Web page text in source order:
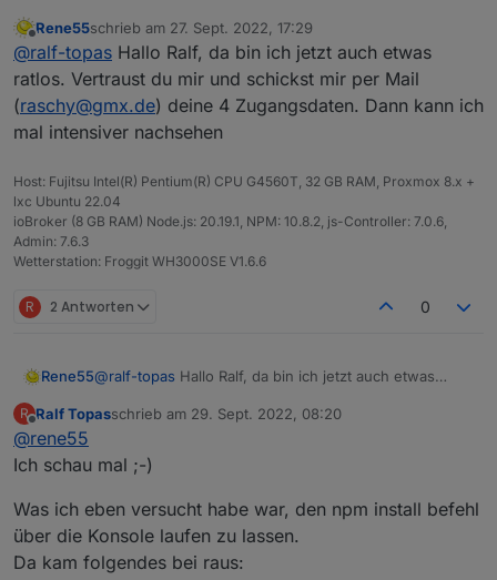
Zu deinen fragen:
1.) Nein. Die anderen Ordner sind noch nie im
Objektebaum vorhanden gewesen
2.) Daten werden erfolgreich abgefragt. Sprich Watt
Anzeige aktualisiert sich (identisch zur App auf dem
Handy)
4.) Neuinstallation hat leider nicht geholfen...
Irgendwelche anderen Ideen?
Gibts ggf. nen Cache?
Sprich deinstallieren, dann iobroker mal neustarten,
dann re-installieren?
VG und vielen Dank!
Offline
Rene55schrieb am 27. Sept. 2022, 17:29
zuletzt editiert von
@ralf-topas Hallo Ralf, da bin ich jetzt auch etwas
ratlos. Vertraust du mir und schickst mir per Mail
(raschy@gmx.de) deine 4 Zugangsdaten. Dann kann ich
mal intensiver nachsehen
Host: Fujitsu Intel(R) Pentium(R) CPU G4560T, 32 GB RAM, Proxmox 8.x +
lxc Ubuntu 22.04
ioBroker (8 GB RAM) Node.js: 20.19.1, NPM: 10.8.2, js-Controller: 7.0.6,
Admin: 7.6.3
Wetterstation: Froggit WH3000SE V1.6.6
R 2 Antworten 0
Rene55@ralf-topas Hallo Ralf, da bin ich jetzt auch etwas
(raschy@gmx.de) deine 4 Zugangsdaten. Dann kann
R
Offline
Ralf Topasschrieb am 29. Sept. 2022, 08:20
zuletzt editiert von
@rene55
Ich schau mal ;-)
Was ich eben versucht habe war, den npm install befehl
über die Konsole laufen zu lassen.
Da kam folgendes bei raus: